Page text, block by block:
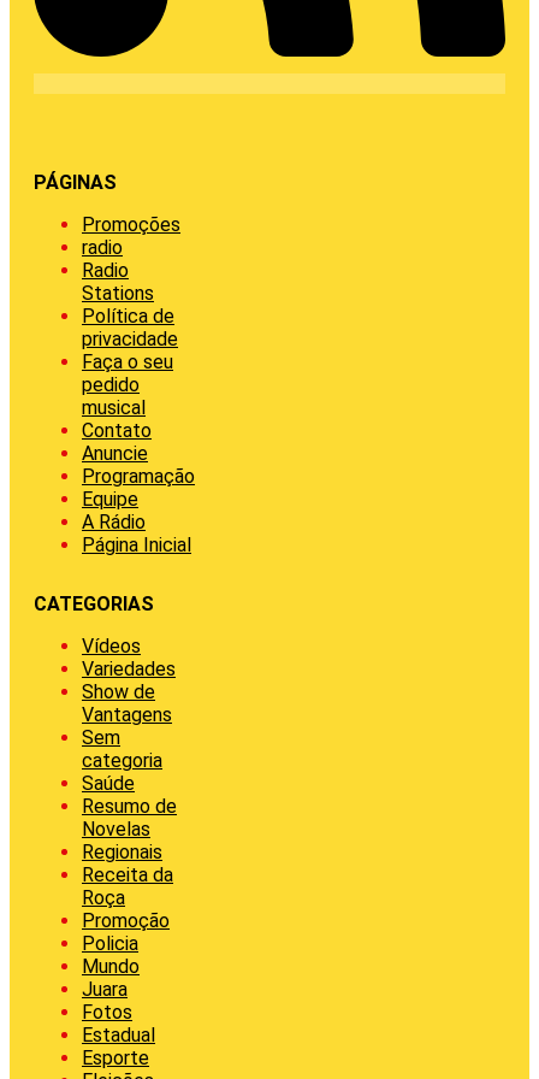
PÁGINAS
Promoções
radio
Radio
Stations
Política de
privacidade
Faça o seu
pedido
musical
Contato
Anuncie
Programação
Equipe
A Rádio
Página Inicial
CATEGORIAS
Vídeos
Variedades
Show de
Vantagens
Sem
categoria
Saúde
Resumo de
Novelas
Regionais
Receita da
Roça
Promoção
Policia
Mundo
Juara
Fotos
Estadual
Esporte